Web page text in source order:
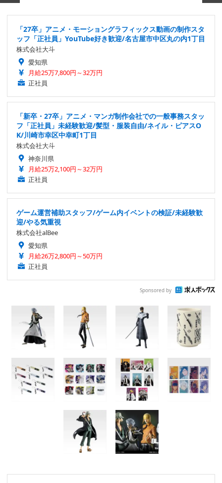
「27卒」アニメ・モーショングラフィックス動画の制作スタ
ッフ「正社員」YouTube好き歓迎/名古屋市中区丸の内1丁目
株式会社大斗
愛知県
月給25万7,800円～32万円
正社員
「新卒・27卒」アニメ・マンガ制作会社での一般事務スタッ
フ「正社員」未経験歓迎/髪型・服装自由/ネイル・ピアスO
K/川崎市幸区中幸町1丁目
株式会社大斗
神奈川県
月給25万2,100円～32万円
正社員
ゲーム運営補助スタッフ/ゲーム内イベントの検証/未経験歓
迎/やる気重視
株式会社alBee
愛知県
月給26万2,800円～50万円
正社員
Sponsored by